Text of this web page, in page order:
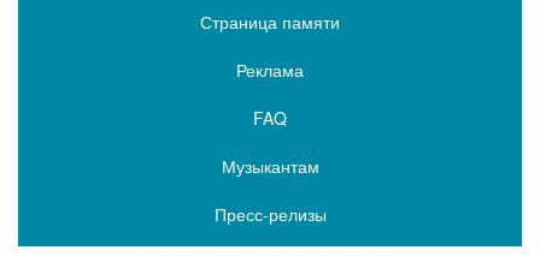
Страница памяти
Реклама
FAQ
Музыкантам
Пресс-релизы